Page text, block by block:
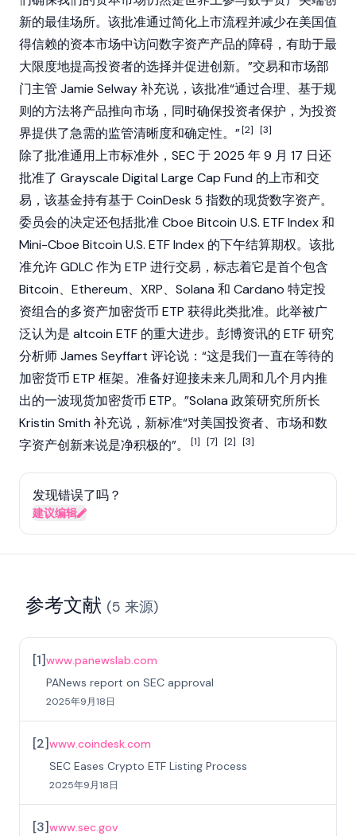
新的最佳场所。该批准通过简化上市流程并减少在美国值
得信赖的资本市场中访问数字资产产品的障碍，有助于最
大限度地提高投资者的选择并促进创新。”交易和市场部
门主管 Jamie Selway 补充说，该批准“通过合理、基于规
则的方法将产品推向市场，同时确保投资者保护，为投资
界提供了急需的监管清晰度和确定性。”[2] [3]
除了批准通用上市标准外，SEC 于 2025 年 9 月 17 日还
批准了 Grayscale Digital Large Cap Fund 的上市和交
易，该基金持有基于CoinDesk 5 指数的现货数字资产。
委员会的决定还包括批准 Cboe Bitcoin U.S. ETF Index 和
Mini-Cboe Bitcoin U.S. ETF Index 的下午结算期权。该批
准允许 GDLC 作为 ETP 进行交易，标志着它是首个包含
Bitcoin、 Ethereum、 XRP、 Solana 和 Cardano 特定投
资组合的多资产加密货币 ETP 获得此类批准。此举被广
泛认为是 altcoin ETF 的重大进步。彭博资讯的 ETF 研究
分析师 James Seyffart 评论说：“这是我们一直在等待的
加密货币 ETP 框架。准备好迎接未来几周和几个月内推
出的一波现货加密货币 ETP。”Solana 政策研究所所长
Kristin Smith 补充说，新标准“对美国投资者、市场和数
字资产创新来说是净积极的”。
[1] [7] [2] [3]
发现错误了吗？
建议编辑
参考文献 (5 来源)
[1]www.panewslab.com
PANews report on SEC approval
2025年9月18日
[2]www.coindesk.com
SEC Eases Crypto ETF Listing Process
2025年9月18日
[3]www.sec.gov